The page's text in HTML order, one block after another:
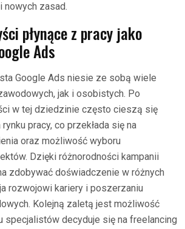
nowych zasad.
płynące z pracy jako
Ads
Google Ads niesie ze sobą wiele
jak i osobistych. Po
w tej dziedzinie często cieszą się
pracy, co przekłada się na
oraz możliwość wyboru
Dzięki różnorodności kampanii
zdobywać doświadczenie w różnych
rozwojowi kariery i poszerzaniu
Kolejną zaletą jest możliwość
specjalistów decyduje się na freelancing